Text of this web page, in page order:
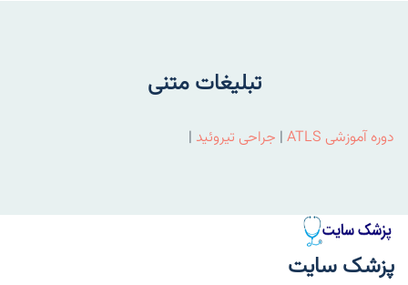
تبلیغات متنی
دوره آموزشی ATLS | جراحی تیروئید |
پزشک سایت